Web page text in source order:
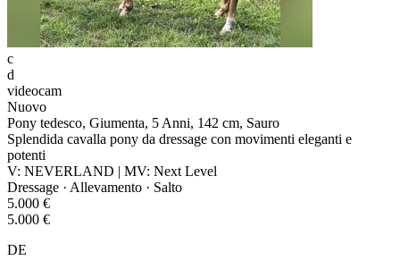
c
d
videocam
Nuovo
Pony tedesco, Giumenta, 5 Anni, 142 cm, Sauro
Splendida cavalla pony da dressage con movimenti eleganti e
potenti
V: NEVERLAND | MV: Next Level
Dressage · Allevamento · Salto
5.000 €
5.000 €
DE